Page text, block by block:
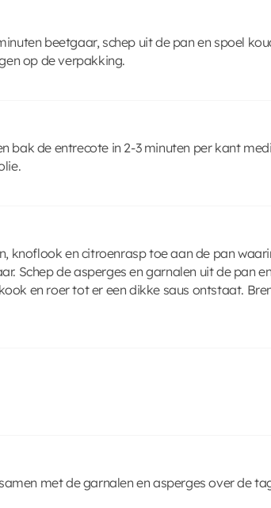
beetgaar, schep uit de pan en spoel
op de verpakking.
bak de entrecote in 2-3 minuten per kant
knoflook en citroenrasp toe aan de pan
Schep de asperges en garnalen uit de pan
en roer tot er een dikke saus ontstaat.
met de garnalen en asperges over de